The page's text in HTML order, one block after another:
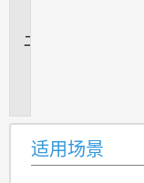
适用场景